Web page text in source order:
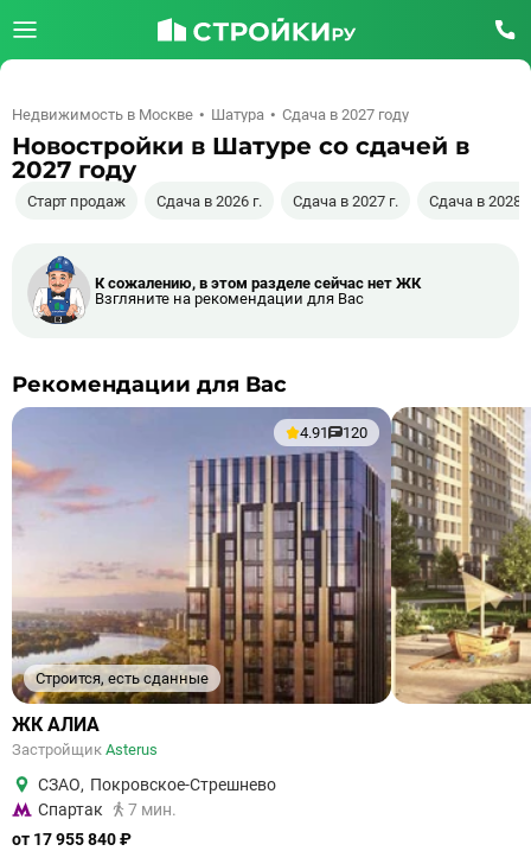
Недвижимость в Москве Шатура Сдача в 2027 году
Новостройки в Шатуре со сдачей в
2027 году
Старт продаж Сдача в 2026 г. Сдача в 2027 г. Сдача в 2028
К сожалению, в этом разделе сейчас нет ЖК
Взгляните на рекомендации для Вас
Рекомендации для Вас
Строится, есть сданные
4.91 120
ЖК АЛИА
Застройщик Asterus
СЗАО, Покровское-Стрешнево
Спартак
7 мин.
от 17 955 840 ₽